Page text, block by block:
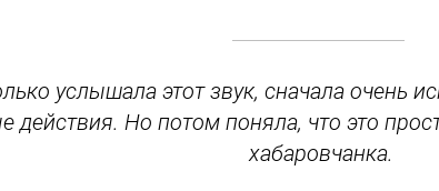
услышала этот звук, сначала очень
действия. Но потом поняла, что это
хабаровчанка.